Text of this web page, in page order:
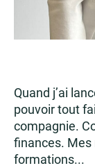
Quand j’ai
pouvoir tout
compagnie.
finances.
formations...